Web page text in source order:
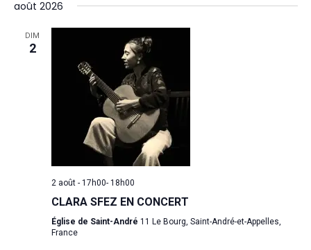
août 2026
DIM
2
2 août - 17h00- 18h00
CLARA SFEZ EN CONCERT
Église de Saint-André 11 Le Bourg, Saint-André-et-Appelles,
France